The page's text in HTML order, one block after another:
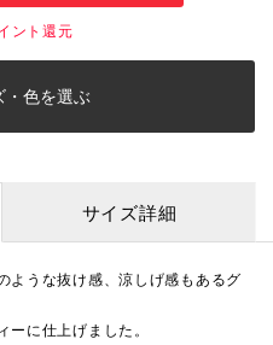
ント還元
・色を選ぶ
サイズ詳細
ような抜け感、涼しげ感もあるグ
に仕上げました。